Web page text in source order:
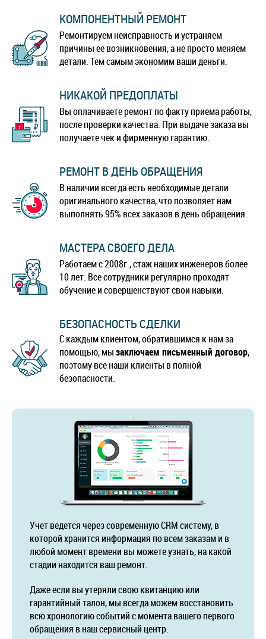
КОМПОНЕНТНЫЙ РЕМОНТ
Ремонтируем неисправность и устраняем
причины ее возникновения, а не просто меняем
детали. Тем самым экономим ваши деньги.
НИКАКОЙ ПРЕДОПЛАТЫ
Вы оплачиваете ремонт по факту приема работы,
после проверки качества. При выдаче заказа вы
получаете чек и фирменную гарантию.
РЕМОНТ В ДЕНЬ ОБРАЩЕНИЯ
В наличии всегда есть необходимые детали
оригинального качества, что позволяет нам
выполнять 95% всех заказов в день обращения.
МАСТЕРА СВОЕГО ДЕЛА
Работаем с 2008г., стаж наших инженеров более
10 лет. Все сотрудники регулярно проходят
обучение и совершенствуют свои навыки.
БЕЗОПАСНОСТЬ СДЕЛКИ
С каждым клиентом, обратившимся к нам за
помощью, мызаключаем письменный договор,
поэтому все наши клиенты в полной
безопасности.
Учет ведется через современную CRM систему, в
которой хранится информация по всем заказам и в
любой момент времени вы можете узнать, на какой
стадии находится ваш ремонт.
Даже если вы утеряли свою квитанцию или
гарантийный талон, мы всегда можем восстановить
всю хронологию событий с момента вашего первого
обращения в наш сервисный центр.